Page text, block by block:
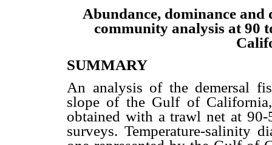
Abundance, dominance
community analysis at 90
SUMMARY
An analysis of the demersal
slope of the Gulf of
obtained with a trawl net at 90-
surveys. Temperature-salinity